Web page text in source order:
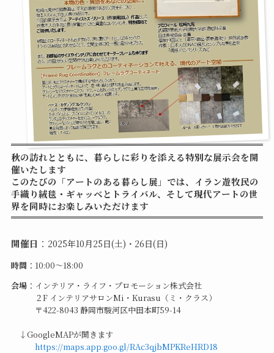
秋の訪れとともに、暮らしに彩りを添える特別な展示会を開
催いたします
このたびの「アートのある暮らし展」では、イラン遊牧民の
手織り絨毯・ギャッベとトライバル、そして現代アートの世
界を同時にお楽しみいただけます
開催日 ： 2025年10月25日(土)・26日(日)
時間 ：10:00〜18:00
会場：インテリア・ライフ・プロモーション株式会社
２F インテリアサロンMi・Kurasu（ミ・クラス）
〒422-8043 静岡市駿河区中田本町59-14
↓GoogleMAPが開きます
https://maps.app.goo.gl/RAc3qjbMPKReHRD18